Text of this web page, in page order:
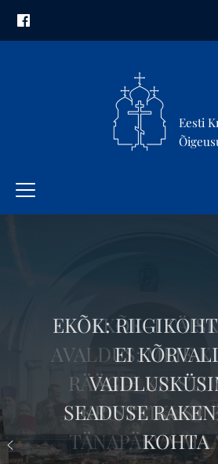
Eesti
EKÕK-I
AVALDUS: MEIE
RÄÄGIB
KRISTLIKUST
TÄNAPÄEVA